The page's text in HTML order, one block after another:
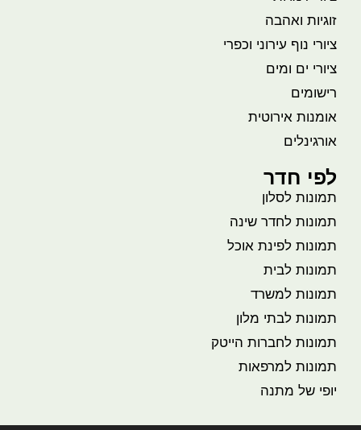
זוגיות ואהבה
ציורי נוף עירוני וכפרי
ציורי ים ומים
רישומים
אומנות אירוטית
אורגינלים
לפי חדר
תמונות לסלון
תמונות לחדר שינה
תמונות לפינת אוכל
תמונות לבית
תמונות למשרד
תמונות לבתי מלון
תמונות לחברות הייטק
תמונות למרפאות
יופי של מתנה